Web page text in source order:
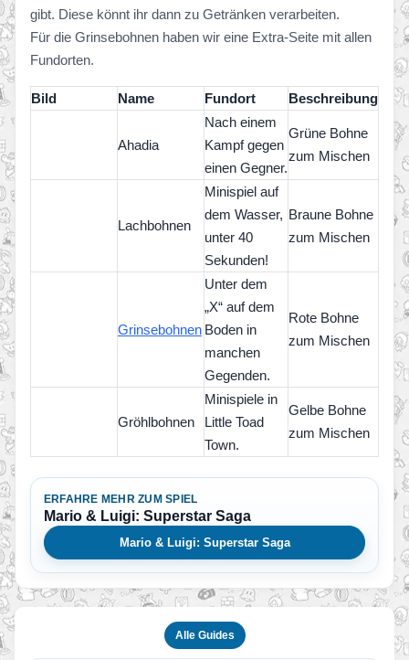
gibt. Diese könnt ihr dann zu Getränken verarbeiten.
Für die Grinsebohnen haben wir eine Extra-Seite mit allen
Fundorten.
Bild Name Fundort Beschreibung
Ahadia
Nach einem
Kampf gegen
einen Gegner.
Grüne Bohne
zum Mischen
Lachbohnen
Minispiel auf
dem Wasser,
unter 40
Sekunden!
Braune Bohne
zum Mischen
Grinsebohnen
Unter dem
„X“ auf dem
Boden in
manchen
Gegenden.
Rote Bohne
zum Mischen
Gröhlbohnen
Minispiele in
Little Toad
Town.
Gelbe Bohne
zum Mischen
ERFAHRE MEHR ZUM SPIEL
Mario & Luigi: Superstar Saga
Mario & Luigi: Superstar Saga
Alle Guides